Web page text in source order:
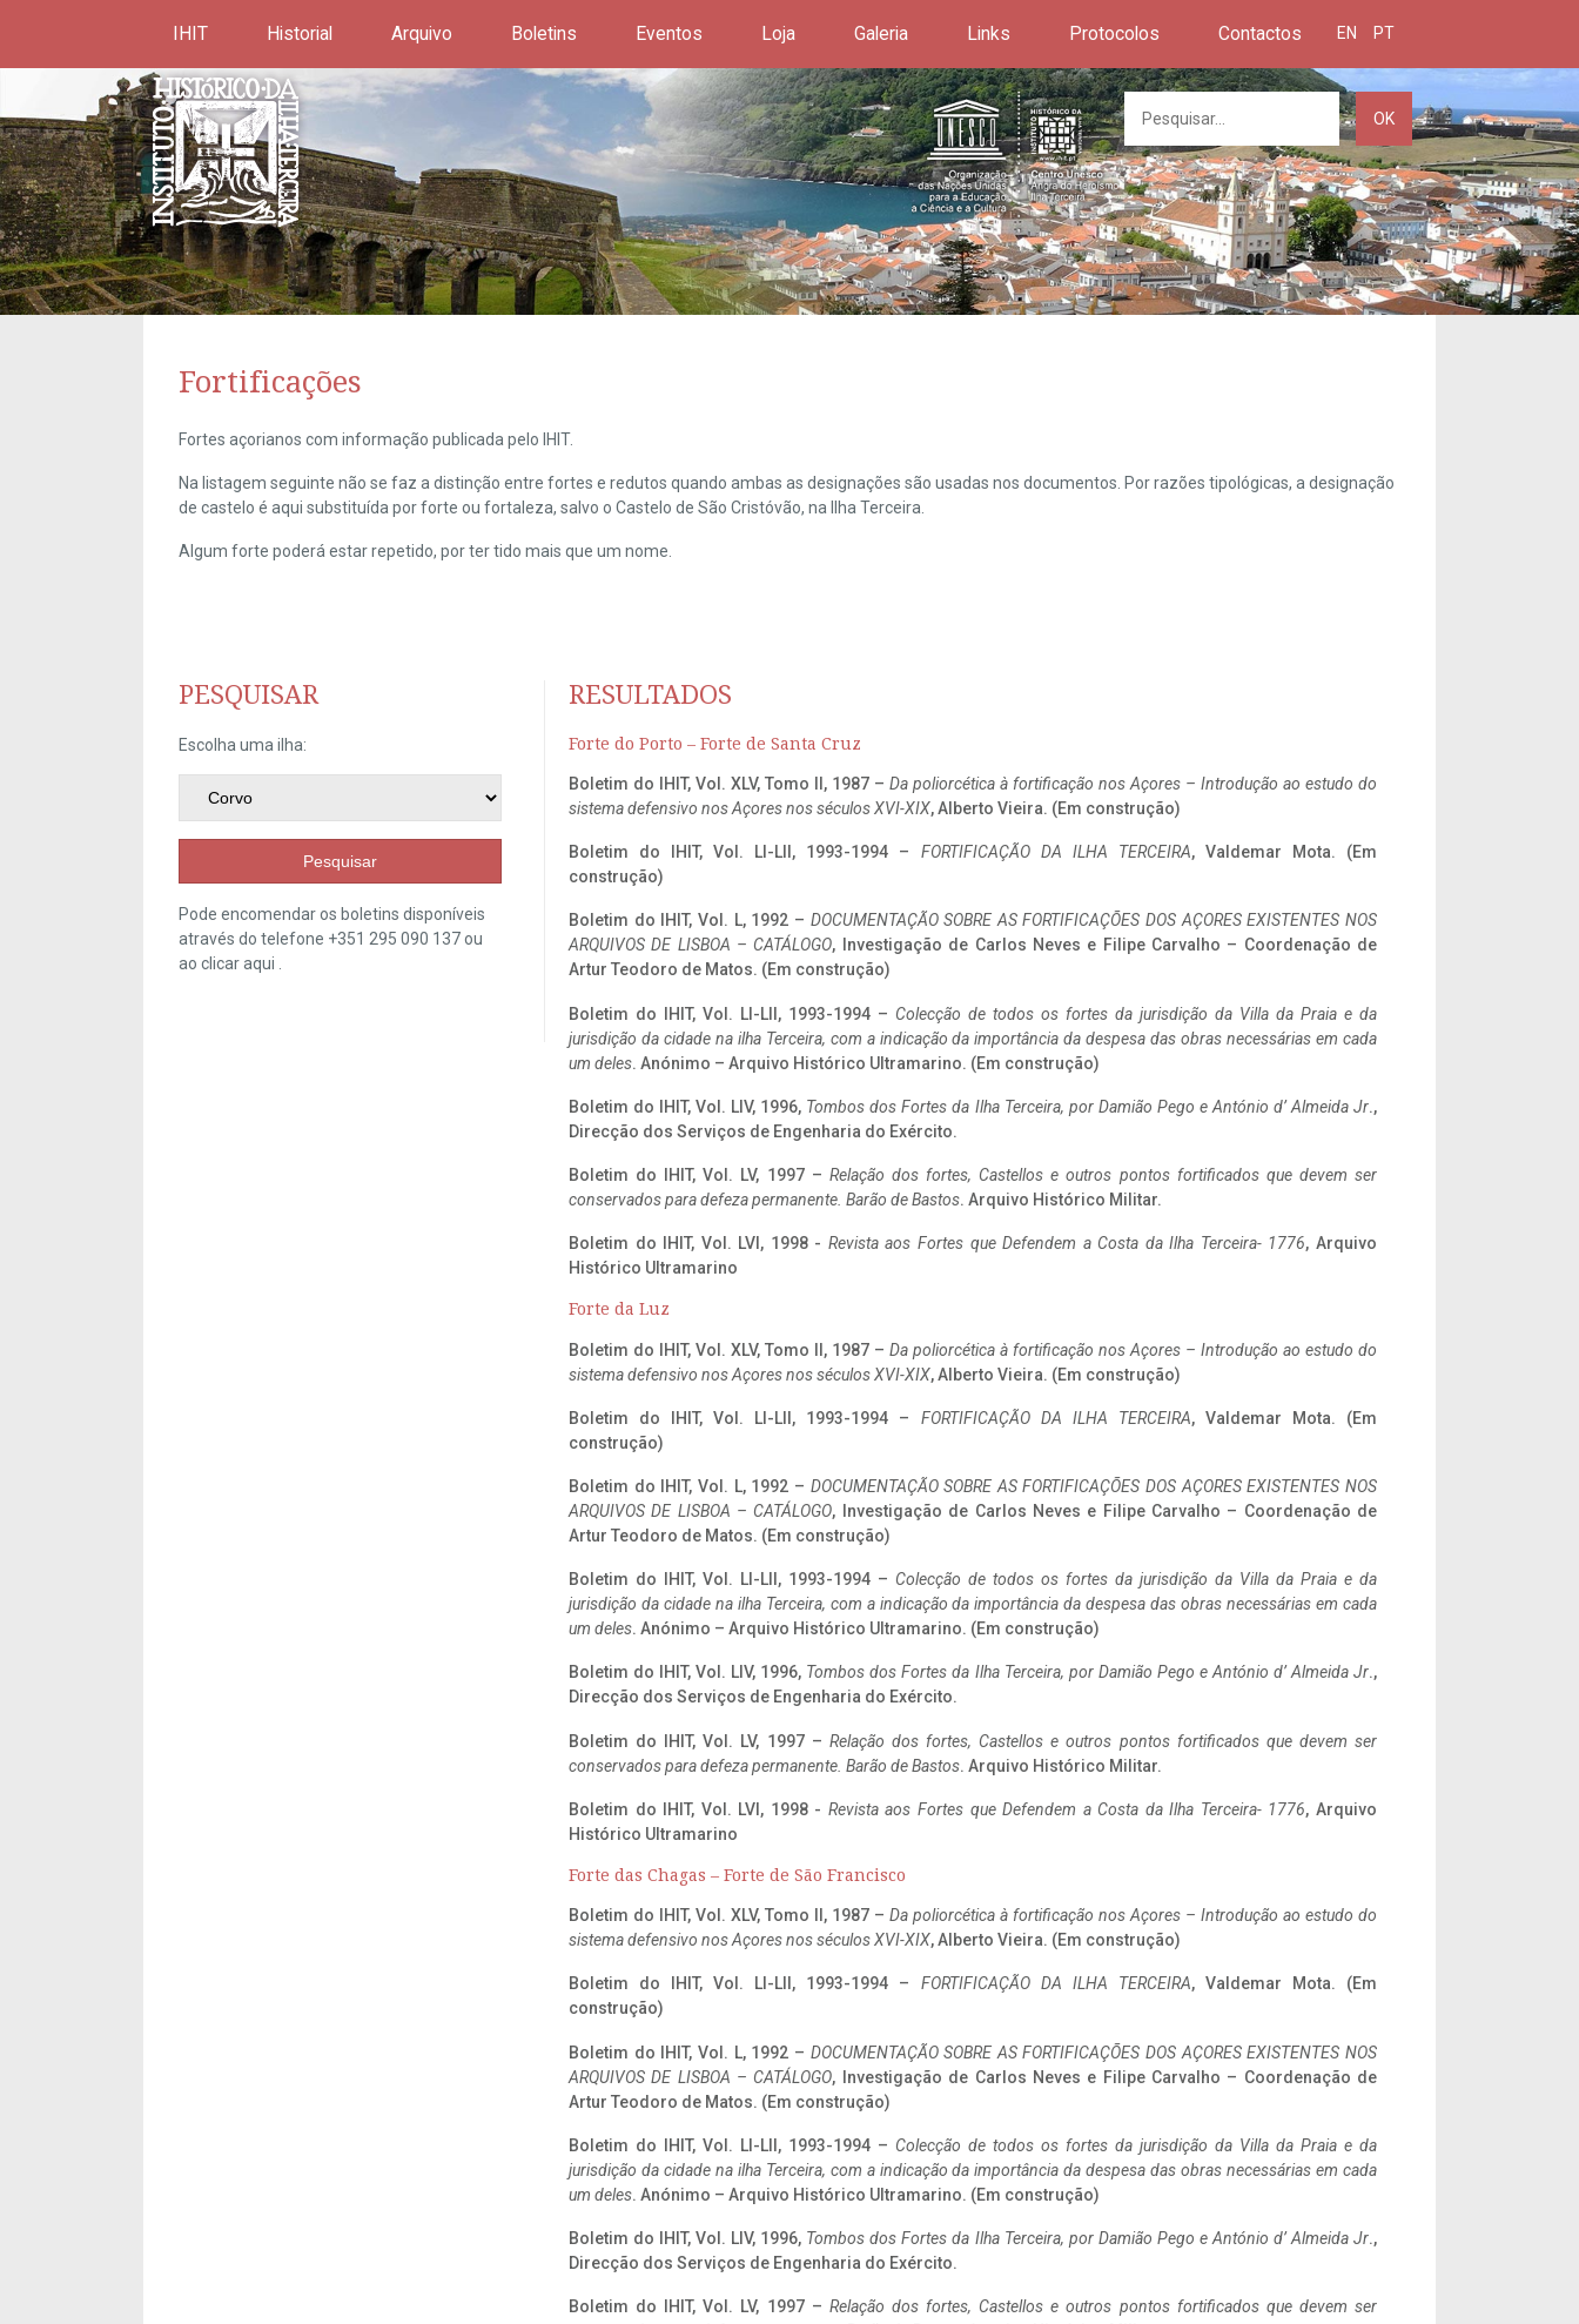
IHIT Historial Arquivo Boletins Eventos Loja Galeria Links Protocolos Contactos EN PT
OK
Fortificações
Fortes açorianos com informação publicada pelo IHIT.
Na listagem seguinte não se faz a distinção entre fortes e redutos quando ambas as designações são usadas nos documentos. Por razões tipológicas, a designação
de castelo é aqui substituída por forte ou fortaleza, salvo o Castelo de São Cristóvão, na Ilha Terceira.
Algum forte poderá estar repetido, por ter tido mais que um nome.
PESQUISAR
Escolha uma ilha:
Pesquisar
Pode encomendar os boletins disponíveis
através do telefone +351 295 090 137 ou
ao clicaraqui
RESULTADOS
Forte do Porto – Forte de Santa Cruz
Boletim do IHIT, Vol. XLV, Tomo II, 1987 – Da poliorcética à fortificação nos Açores – Introdução ao estudo do
sistema defensivo nos Açores nos séculos XVI-XIX, Alberto Vieira. (Em construção)
Boletim do IHIT, Vol. LI-LII, 1993-1994 – FORTIFICAÇÃO DA ILHA TERCEIRA, Valdemar Mota. (Em
construção)
Boletim do IHIT, Vol. L, 1992 – DOCUMENTAÇÃO SOBRE AS FORTIFICAÇÕES DOS AÇORES EXISTENTES NOS
ARQUIVOS DE LISBOA – CATÁLOGO, Investigação de Carlos Neves e Filipe Carvalho – Coordenação de
Artur Teodoro de Matos. (Em construção)
Boletim do IHIT, Vol. LI-LII, 1993-1994 – Colecção de todos os fortes da jurisdição da Villa da Praia e da
jurisdição da cidade na ilha Terceira, com a indicação da importância da despesa das obras necessárias em cada
um deles. Anónimo – Arquivo Histórico Ultramarino. (Em construção)
Boletim do IHIT, Vol. LIV, 1996, Tombos dos Fortes da Ilha Terceira, por Damião Pego e António d’ Almeida Jr.,
Direcção dos Serviços de Engenharia do Exército.
Boletim do IHIT, Vol. LV, 1997 – Relação dos fortes, Castellos e outros pontos fortificados que devem ser
conservados para defeza permanente. Barão de Bastos. Arquivo Histórico Militar.
Boletim do IHIT, Vol. LVI, 1998 - Revista aos Fortes que Defendem a Costa da Ilha Terceira- 1776, Arquivo
Histórico Ultramarino
Forte da Luz
Boletim do IHIT, Vol. XLV, Tomo II, 1987 – Da poliorcética à fortificação nos Açores – Introdução ao estudo do
sistema defensivo nos Açores nos séculos XVI-XIX, Alberto Vieira. (Em construção)
Boletim do IHIT, Vol. LI-LII, 1993-1994 – FORTIFICAÇÃO DA ILHA TERCEIRA, Valdemar Mota. (Em
construção)
Boletim do IHIT, Vol. L, 1992 – DOCUMENTAÇÃO SOBRE AS FORTIFICAÇÕES DOS AÇORES EXISTENTES NOS
ARQUIVOS DE LISBOA – CATÁLOGO, Investigação de Carlos Neves e Filipe Carvalho – Coordenação de
Artur Teodoro de Matos. (Em construção)
Boletim do IHIT, Vol. LI-LII, 1993-1994 – Colecção de todos os fortes da jurisdição da Villa da Praia e da
jurisdição da cidade na ilha Terceira, com a indicação da importância da despesa das obras necessárias em cada
um deles. Anónimo – Arquivo Histórico Ultramarino. (Em construção)
Boletim do IHIT, Vol. LIV, 1996, Tombos dos Fortes da Ilha Terceira, por Damião Pego e António d’ Almeida Jr.,
Direcção dos Serviços de Engenharia do Exército.
Boletim do IHIT, Vol. LV, 1997 – Relação dos fortes, Castellos e outros pontos fortificados que devem ser
conservados para defeza permanente. Barão de Bastos. Arquivo Histórico Militar.
Boletim do IHIT, Vol. LVI, 1998 - Revista aos Fortes que Defendem a Costa da Ilha Terceira- 1776, Arquivo
Histórico Ultramarino
Forte das Chagas – Forte de São Francisco
Boletim do IHIT, Vol. XLV, Tomo II, 1987 – Da poliorcética à fortificação nos Açores – Introdução ao estudo do
sistema defensivo nos Açores nos séculos XVI-XIX, Alberto Vieira. (Em construção)
Boletim do IHIT, Vol. LI-LII, 1993-1994 – FORTIFICAÇÃO DA ILHA TERCEIRA, Valdemar Mota. (Em
construção)
Boletim do IHIT, Vol. L, 1992 – DOCUMENTAÇÃO SOBRE AS FORTIFICAÇÕES DOS AÇORES EXISTENTES NOS
ARQUIVOS DE LISBOA – CATÁLOGO, Investigação de Carlos Neves e Filipe Carvalho – Coordenação de
Artur Teodoro de Matos. (Em construção)
Boletim do IHIT, Vol. LI-LII, 1993-1994 – Colecção de todos os fortes da jurisdição da Villa da Praia e da
jurisdição da cidade na ilha Terceira, com a indicação da importância da despesa das obras necessárias em cada
um deles. Anónimo – Arquivo Histórico Ultramarino. (Em construção)
Boletim do IHIT, Vol. LIV, 1996, Tombos dos Fortes da Ilha Terceira, por Damião Pego e António d’ Almeida Jr.,
Direcção dos Serviços de Engenharia do Exército.
Boletim do IHIT, Vol. LV, 1997 – Relação dos fortes, Castellos e outros pontos fortificados que devem ser